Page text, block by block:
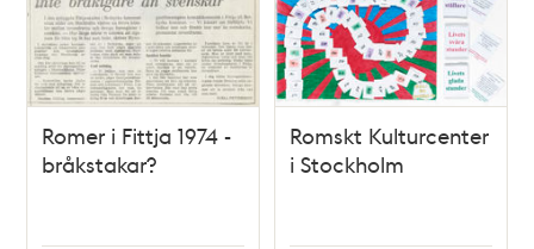
Romer i Fittja 1974 -
bråkstakar?
Romskt Kulturcenter
i Stockholm